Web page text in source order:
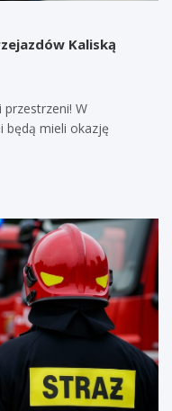
Kaliską
W
będą mieli okazję